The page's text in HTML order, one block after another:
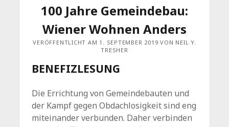
100 Jahre Gemeindebau:
Wiener Wohnen Anders
VERÖFFENTLICHT AM 1. SEPTEMBER 2019 VON NEIL Y.
TRESHER
BENEFIZLESUNG
Die Errichtung von Gemeindebauten und
der Kampf gegen Obdachlosigkeit sind eng
miteinander verbunden. Daher verbinden